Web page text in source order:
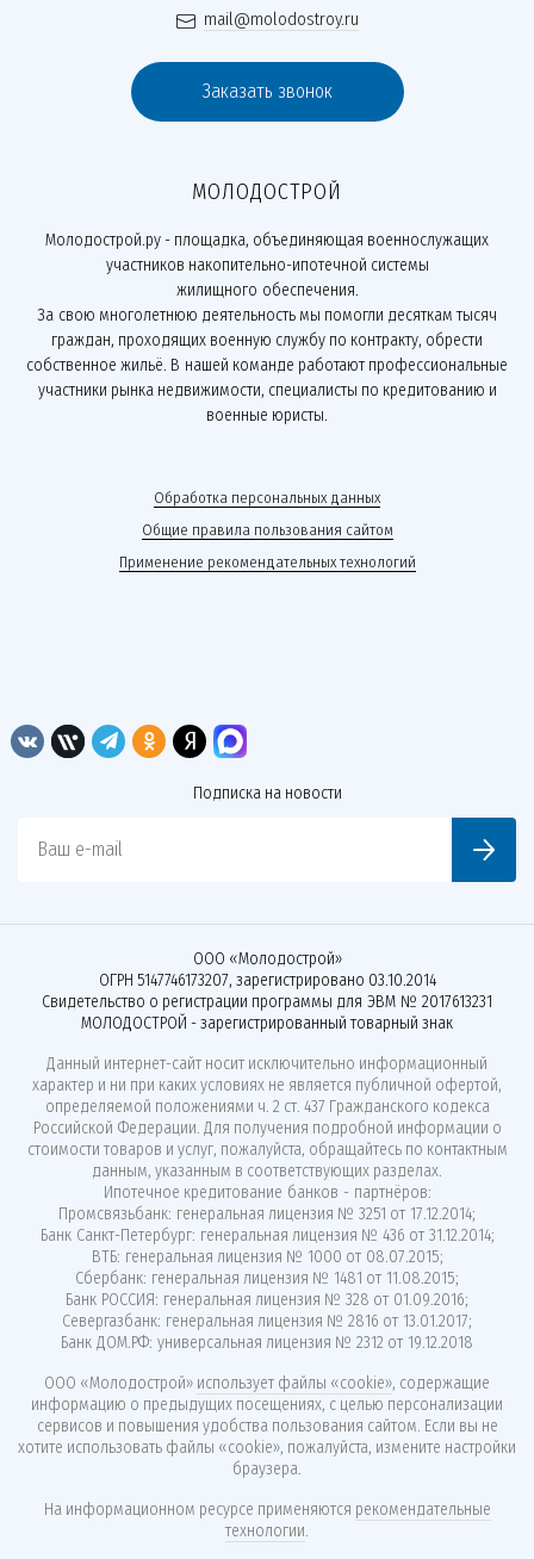
mail@molodostroy.ru
Заказать звонок
МОЛОДОСТРОЙ
Молодострой.ру - площадка, объединяющая военнослужащих
участников накопительно-ипотечной системы
жилищного обеспечения.
За свою многолетнюю деятельность мы помогли десяткам тысяч
граждан, проходящих военную службу по контракту, обрести
собственное жильё. В нашей команде работают профессиональные
участники рынка недвижимости, специалисты по кредитованию и
военные юристы.
Обработка персональных данных
Общие правила пользования сайтом
Применение рекомендательных технологий
Подписка на новости
Ваш e-mail
ООО «Молодострой»
ОГРН 5147746173207, зарегистрировано 03.10.2014
Свидетельство о регистрации программы для ЭВМ № 2017613231
МОЛОДОСТРОЙ - зарегистрированный товарный знак
Данный интернет-сайт носит исключительно информационный
характер и ни при каких условиях не является публичной офертой,
определяемой положениями ч. 2 ст. 437 Гражданского кодекса
Российской Федерации. Для получения подробной информации о
стоимости товаров и услуг, пожалуйста, обращайтесь по контактным
данным, указанным в соответствующих разделах.
Ипотечное кредитование банков - партнёров:
Промсвязьбанк: генеральная лицензия № 3251 от 17.12.2014;
Банк Санкт-Петербург: генеральная лицензия № 436 от 31.12.2014;
ВТБ: генеральная лицензия № 1000 от 08.07.2015;
Сбербанк: генеральная лицензия № 1481 от 11.08.2015;
Банк РОССИЯ: генеральная лицензия № 328 от 01.09.2016;
Севергазбанк: генеральная лицензия № 2816 от 13.01.2017;
Банк ДОМ.РФ: универсальная лицензия № 2312 от 19.12.2018
ООО «Молодострой» использует файлы «cookie», содержащие
информацию о предыдущих посещениях, с целью персонализации
сервисов и повышения удобства пользования сайтом. Если вы не
хотите использовать файлы «cookie», пожалуйста, измените настройки
браузера.
На информационном ресурсе применяются рекомендательные
технологии.